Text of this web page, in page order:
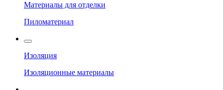
Материалы для отделки
Пиломатериал
Изоляция
Изоляционные материалы